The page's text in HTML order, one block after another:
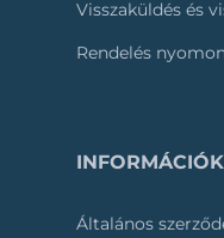
Visszaküldés és
Rendelés
INFORMÁCIÓK
Általános